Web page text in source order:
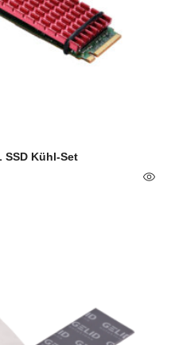
SSD Kühl-Set